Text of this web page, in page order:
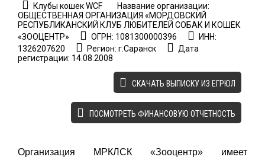
Клубы кошек WCF
Название организации:
ОБЩЕСТВЕННАЯ ОРГАНИЗАЦИЯ «МОРДОВСКИЙ
РЕСПУБЛИКАНСКИЙ КЛУБ ЛЮБИТЕЛЕЙ СОБАК И КОШЕК
«ЗООЦЕНТР»
ОГРН: 1081300000396
ИНН:
1326207620
Регион: г.Саранск
Дата
регистрации: 14.08.2008
CКАЧАТЬ ВЫПИСКУ ИЗ ЕГРЮЛ
ПОСМОТРЕТЬ ФИНАНСОВУЮ ОТЧЕТНОСТЬ
Организация МРКЛСК «Зооцентр» имеет